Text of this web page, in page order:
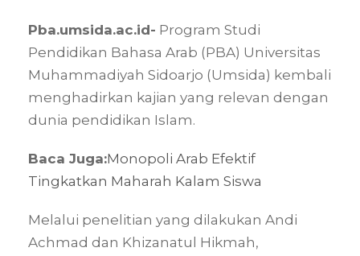
Pba.umsida.ac.id- Program Studi
Pendidikan Bahasa Arab (PBA) Universitas
Muhammadiyah Sidoarjo (Umsida) kembali
menghadirkan kajian yang relevan dengan
dunia pendidikan Islam.
Baca Juga:Monopoli Arab Efektif
Tingkatkan Maharah Kalam Siswa
Melalui penelitian yang dilakukan Andi
Achmad dan Khizanatul Hikmah,